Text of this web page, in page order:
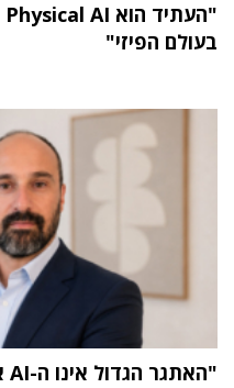
בעולם הפיזי"
"האתגר הגדול אינו ה-AI אלא הטמעתה בארגון"